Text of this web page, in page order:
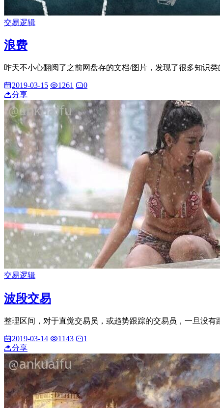
交易逻辑
浪费
昨天不小心翻阅了之前网盘存的文档/图片，发现了很多知识
2019-03-15 1261
0
分享
交易逻辑
波段交易
整理区间，对于直觉交易员，或趋势跟踪的交易员，一旦没
2019-03-14 1143
1
分享